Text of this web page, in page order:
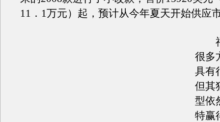
11．1万元）起，预计从今年夏天开始供应
福
很多
具有
但其
型依
特赢